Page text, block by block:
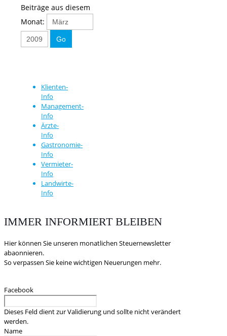
Beiträge aus diesem
Monat:
Klienten-
Info
Management-
Info
Ärzte-
Info
Gastronomie-
Info
Vermieter-
Info
Landwirte-
Info
IMMER INFORMIERT BLEIBEN
Hier können Sie unseren monatlichen Steuernewsletter
abaonnieren.
So verpassen Sie keine wichtigen Neuerungen mehr.
Facebook
Dieses Feld dient zur Validierung und sollte nicht verändert
werden.
Name